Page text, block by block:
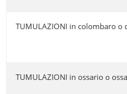
TUMULAZIONI in colombaro o
TUMULAZIONI in ossario o